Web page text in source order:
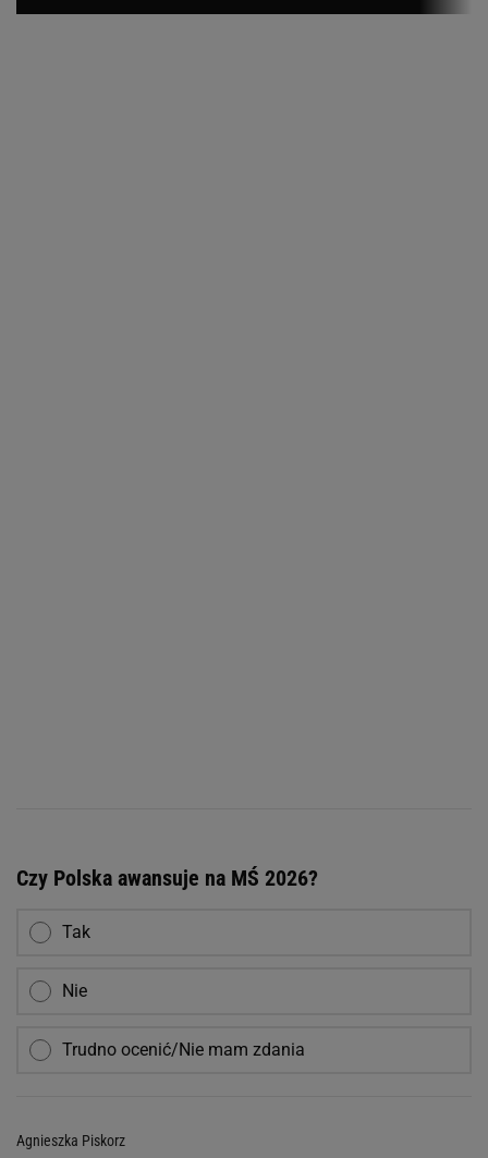
Czy Polska awansuje na MŚ 2026?
Tak
Nie
Trudno ocenić/Nie mam zdania
Agnieszka Piskorz